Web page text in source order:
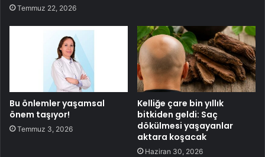
Temmuz 22, 2026
Bu önlemler yaşamsal
önem taşıyor!
Temmuz 3, 2026
Kelliğe çare bin yıllık
bitkiden geldi: Saç
dökülmesi yaşayanlar
aktara koşacak
Haziran 30, 2026